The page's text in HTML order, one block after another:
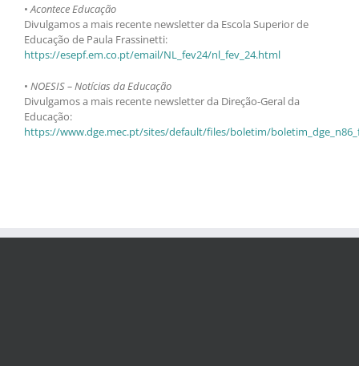
•Acontece Educação
Divulgamos a mais recente newsletter da Escola Superior de
Educação de Paula Frassinetti:
https://esepf.em.co.pt/email/NL_fev24/nl_fev_24.html
• NOESIS – Notícias da Educação
Divulgamos a mais recente newsletter da Direção-Geral da
Educação:
https://www.dge.mec.pt/sites/default/files/boletim/